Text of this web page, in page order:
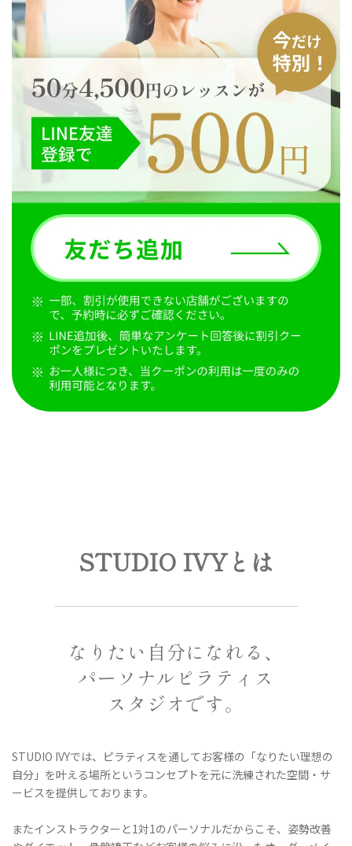
STUDIO IVYとは
なりたい自分になれる、
パーソナルピラティス
スタジオです。
STUDIO IVYでは、ピラティスを通してお客様の「なりたい理想の
自分」を叶える場所というコンセプトを元に洗練された空間・サ
ービスを提供しております。
またインストラクターと1対1のパーソナルだからこそ、 姿勢改善